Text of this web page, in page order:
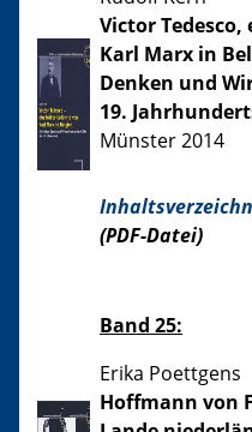
Victor
Karl Marx in
Denken und
19.
Münster 2014
(PDF-Datei)
Band 25:
Erika Poettgens
Hoffmann von